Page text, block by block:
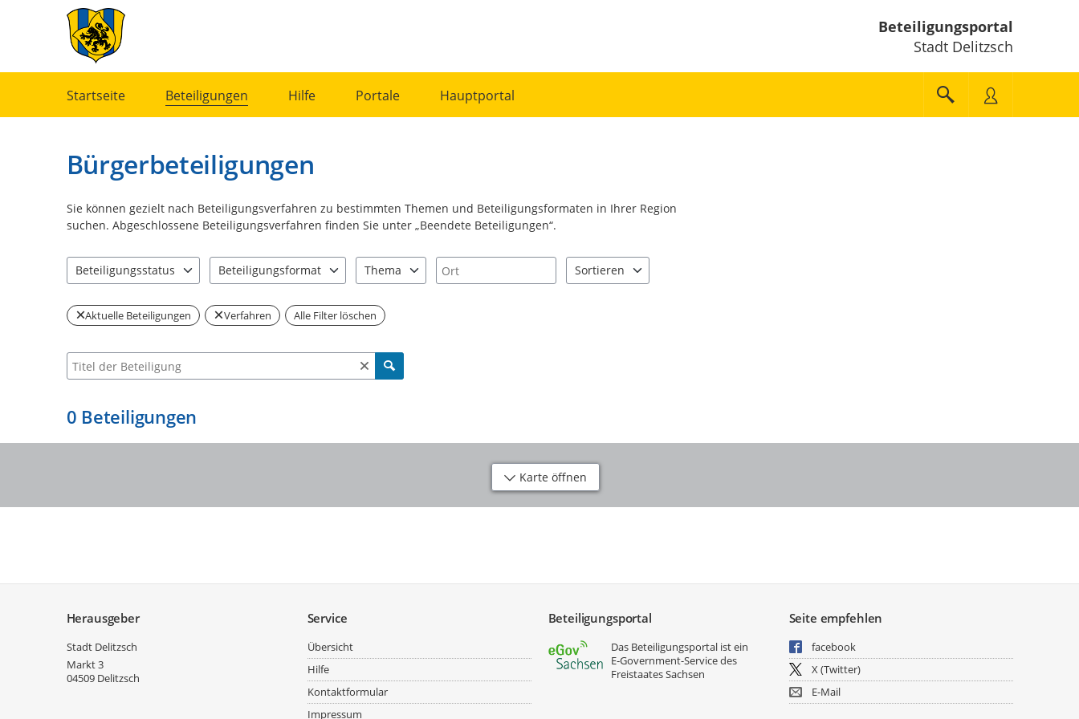
Beteiligungsportal
Stadt Delitzsch
Startseite Beteiligungen Hilfe Portale Hauptportal
Bürgerbeteiligungen
Sie können gezielt nach Beteiligungsverfahren zu bestimmten Themen und Beteiligungsformaten in Ihrer Region
suchen. Abgeschlossene Beteiligungsverfahren finden Sie unter „Beendete Beteiligungen“.
Beteiligungsstatus
Beteiligungsformat
Thema
Ort
Sortieren
Aktuelle Beteiligungen Verfahren Alle Filter löschen
Suche nach Beteiligung
0 Beteiligungen
Karte öffnen
Herausgeber
Stadt Delitzsch
Markt 3
04509 Delitzsch
Service
Übersicht
Hilfe
Kontaktformular
Impressum
Beteiligungsportal
Das Beteiligungsportal ist ein
E‑Government-Service des
Freistaates Sachsen
Seite empfehlen
facebook
X (Twitter)
E-Mail